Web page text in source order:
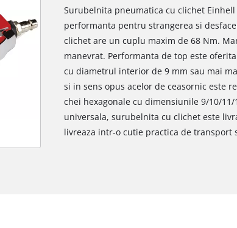
Surubelnita pneumatica cu clichet
performanta pentru strangerea si
clichet are un cuplu maxim de 68 Nm.
manevrat. Performanta de top este
cu diametrul interior de 9 mm sau mai
si in sens opus acelor de ceasornic este
chei hexagonale cu dimensiunile 9/10/
universala, surubelnita cu clichet este
livreaza intr-o cutie practica de transport